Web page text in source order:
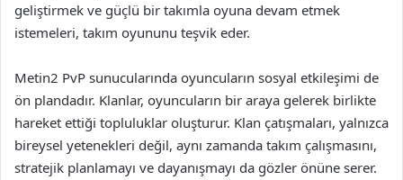
geliştirmek ve güçlü bir takımla oyuna devam etmek
istemeleri, takım oyununu teşvik eder.
Metin2 PvP sunucularında oyuncuların sosyal etkileşimi de
ön plandadır. Klanlar, oyuncuların bir araya gelerek birlikte
hareket ettiği topluluklar oluşturur. Klan çatışmaları, yalnızca
bireysel yetenekleri değil, aynı zamanda takım çalışmasını,
stratejik planlamayı ve dayanışmayı da gözler önüne serer.